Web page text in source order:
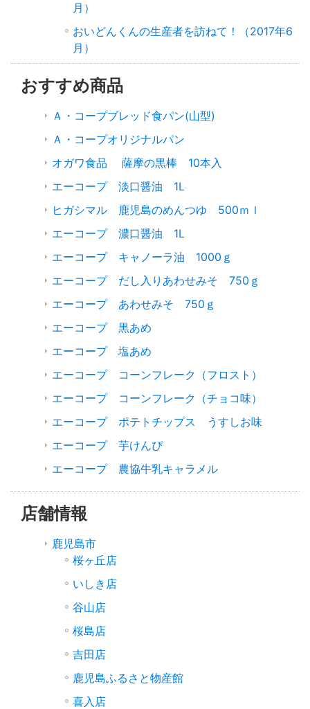
月）
おいどんくんの生産者を訪ねて！（2017年6
月）
おすすめ商品
Ａ・コープブレッド食パン(山型)
Ａ・コープオリジナルパン
オガワ食品 薩摩の黒棒 10本入
エーコープ 淡口醤油 1L
ヒガシマル 鹿児島のめんつゆ 500ｍｌ
エーコープ 濃口醤油 1L
エーコープ キャノーラ油 1000ｇ
エーコープ だし入りあわせみそ 750ｇ
エーコープ あわせみそ 750ｇ
エーコープ 黒あめ
エーコープ 塩あめ
エーコープ コーンフレーク（フロスト）
エーコープ コーンフレーク（チョコ味）
エーコープ ポテトチップス うすしお味
エーコープ 芋けんぴ
エーコープ 農協牛乳キャラメル
店舗情報
鹿児島市
桜ヶ丘店
いしき店
谷山店
桜島店
吉田店
鹿児島ふるさと物産館
喜入店